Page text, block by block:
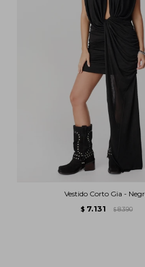
Vestido Corto Gia -
$ 7.131 $ 8.390